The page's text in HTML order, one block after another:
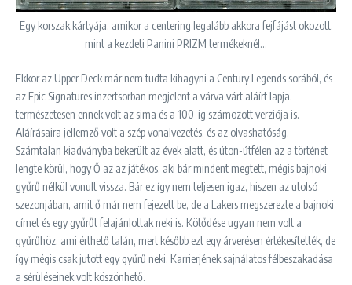
Egy korszak kártyája, amikor a centering legalább akkora fejfájást okozott,
mint a kezdeti Panini PRIZM termékeknél…
Ekkor az Upper Deck már nem tudta kihagyni a Century Legends sorából, és
az Epic Signatures inzertsorban megjelent a várva várt aláírt lapja,
természetesen ennek volt az sima és a 100-ig számozott verziója is.
Aláírásaira jellemző volt a szép vonalvezetés, és az olvashatóság.
Számtalan kiadványba bekerült az évek alatt, és úton-útfélen az a történet
lengte körül, hogy Ő az az játékos, aki bár mindent megtett, mégis bajnoki
gyűrű nélkül vonult vissza. Bár ez így nem teljesen igaz, hiszen az utolsó
szezonjában, amit ő már nem fejezett be, de a Lakers megszerezte a bajnoki
címet és egy gyűrűt felajánlottak neki is. Kötődése ugyan nem volt a
gyűrűhöz, ami érthető talán, mert később ezt egy árverésen értékesítették, de
így mégis csak jutott egy gyűrű neki. Karrierjének sajnálatos félbeszakadása
a sérüléseinek volt köszönhető.